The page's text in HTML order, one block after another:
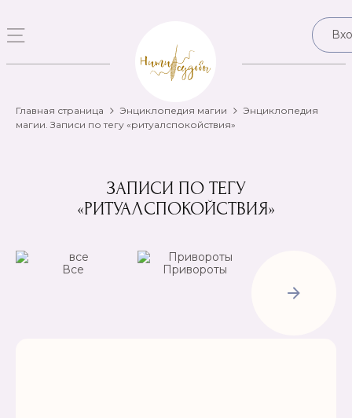
Главная страница Энциклопедия магии
Энциклопедия
магии. Записи по тегу «ритуалспокойствия»
ЗАПИСИ ПО ТЕГУ
«РИТУАЛСПОКОЙСТВИЯ»
Все
Привороты
Рассорки